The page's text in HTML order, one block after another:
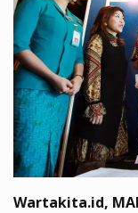
Wartakita.id,